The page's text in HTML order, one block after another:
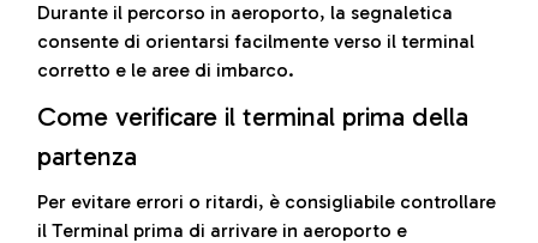
Durante il percorso in aeroporto, la segnaletica
consente di orientarsi facilmente verso il terminal
corretto e le aree di imbarco.
Come verificare il terminal prima della
partenza
Per evitare errori o ritardi, è consigliabile controllare
il Terminal prima di arrivare in aeroporto e